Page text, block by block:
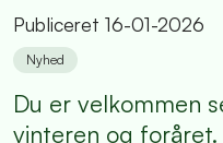
Publiceret 16-01-2026
Nyhed
Du er velkommen
vinteren og foråret.